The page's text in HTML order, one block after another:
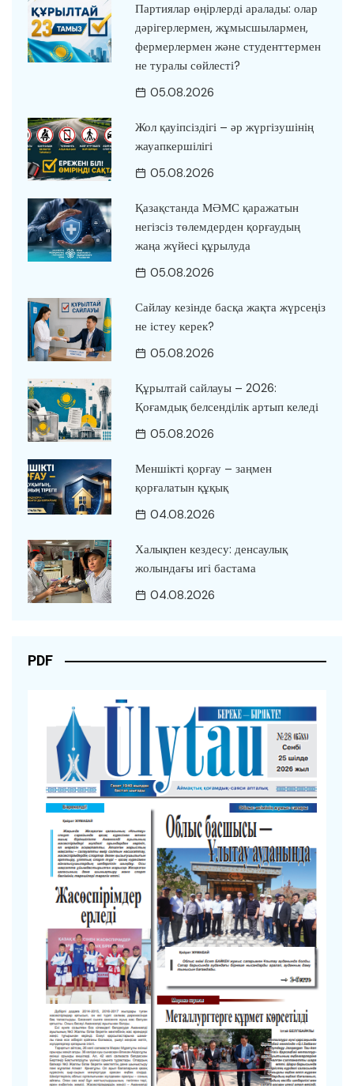
Партиялар өңірлерді аралады: олар
дәрігерлермен, жұмысшылармен,
фермерлермен және студенттермен
не туралы сөйлесті?
05.08.2026
Жол қауіпсіздігі – әр жүргізушінің
жауапкершілігі
05.08.2026
Қазақстанда МӘМС қаражатын
негізсіз төлемдерден қорғаудың
жаңа жүйесі құрылуда
05.08.2026
Сайлау кезінде басқа жақта жүрсеңіз
не істеу керек?
05.08.2026
Құрылтай сайлауы – 2026:
Қоғамдық белсенділік артып келеді
05.08.2026
Меншікті қорғау – заңмен
қорғалатын құқық
04.08.2026
Халықпен кездесу: денсаулық
жолындағы игі бастама
04.08.2026
PDF